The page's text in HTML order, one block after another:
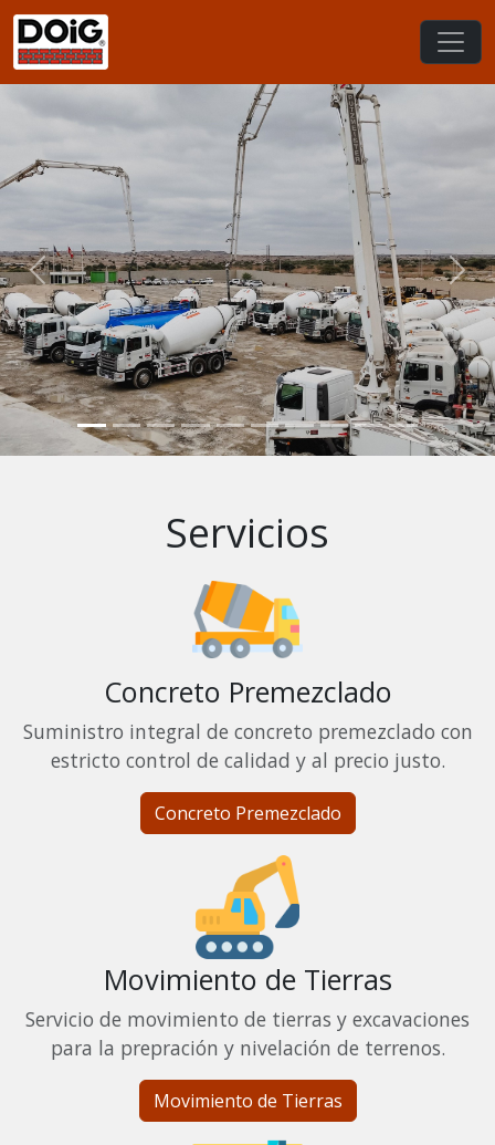
Previous Next
Servicios
Concreto Premezclado
Suministro integral de concreto premezclado con
estricto control de calidad y al precio justo.
Concreto Premezclado
Movimiento de Tierras
Servicio de movimiento de tierras y excavaciones
para la prepración y nivelación de terrenos.
Movimiento de Tierras